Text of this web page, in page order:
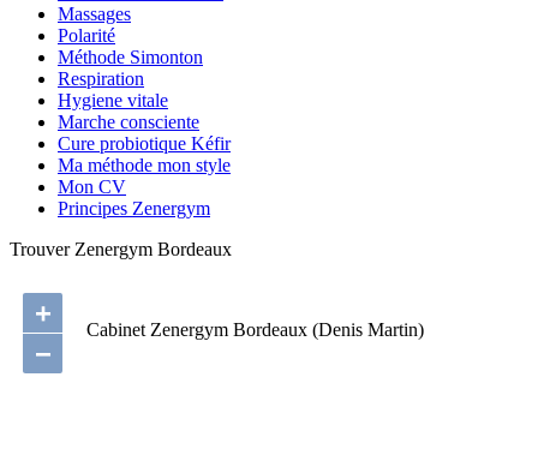
Massages
Polarité
Méthode Simonton
Respiration
Hygiene vitale
Marche consciente
Cure probiotique Kéfir
Ma méthode mon style
Mon CV
Principes Zenergym
Trouver Zenergym Bordeaux
Cabinet Zenergym Bordeaux (Denis Martin)
+
−